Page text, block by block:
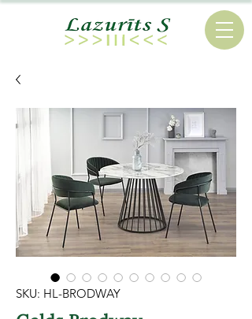
SKU: HL-BRODWAY